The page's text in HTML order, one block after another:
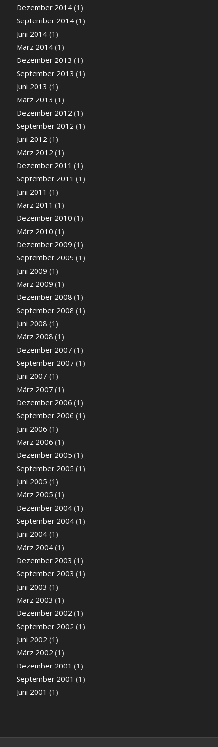
Dezember 2014(1)
September 2014(1)
Juni 2014(1)
März 2014(1)
Dezember 2013 (1)
September 2013 (1)
Juni 2013 (1)
März 2013 (1)
Dezember 2012 (1)
September 2012 (1)
Juni 2012 (1)
März 2012 (1)
Dezember 2011 (1)
September 2011 (1)
Juni 2011 (1)
März 2011 (1)
Dezember 2010 (1)
März 2010 (1)
Dezember 2009 (1)
September 2009 (1)
Juni 2009 (1)
März 2009 (1)
Dezember 2008 (1)
September 2008 (1)
Juni 2008 (1)
März 2008 (1)
Dezember 2007 (1)
September 2007 (1)
Juni 2007 (1)
März 2007 (1)
Dezember 2006 (1)
September 2006 (1)
Juni 2006 (1)
März 2006 (1)
Dezember 2005 (1)
September 2005 (1)
Juni 2005 (1)
März 2005 (1)
Dezember 2004(1)
September 2004(1)
Juni 2004(1)
März 2004(1)
Dezember 2003 (1)
September 2003 (1)
Juni 2003 (1)
März 2003 (1)
Dezember 2002 (1)
September 2002 (1)
Juni 2002 (1)
März 2002 (1)
Dezember 2001 (1)
September 2001 (1)
Juni 2001 (1)